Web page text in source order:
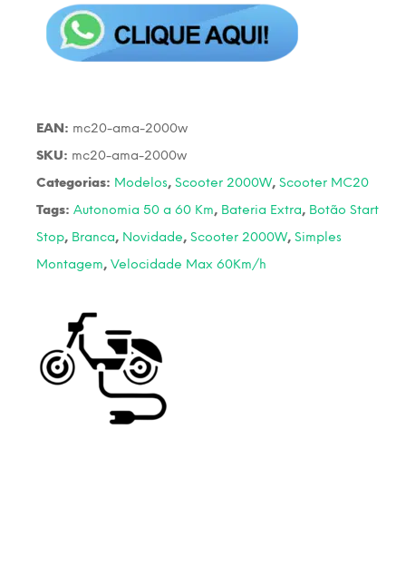
EAN: mc20-ama-2000w
SKU: mc20-ama-2000w
Categorias: Modelos, Scooter 2000W, Scooter MC20
Tags: Autonomia 50 a 60 Km, Bateria Extra, Botão Start
Stop, Branca, Novidade, Scooter 2000W, Simples
Montagem, Velocidade Max 60Km/h